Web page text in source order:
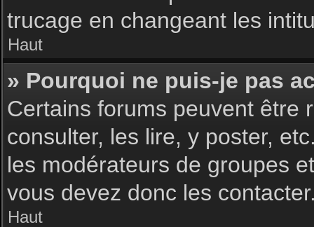
trucage en changeant les
Haut
» Pourquoi ne puis-je pas
Certains forums peuvent être
consulter, les lire, y poster,
les modérateurs de groupes
vous devez donc les
Haut